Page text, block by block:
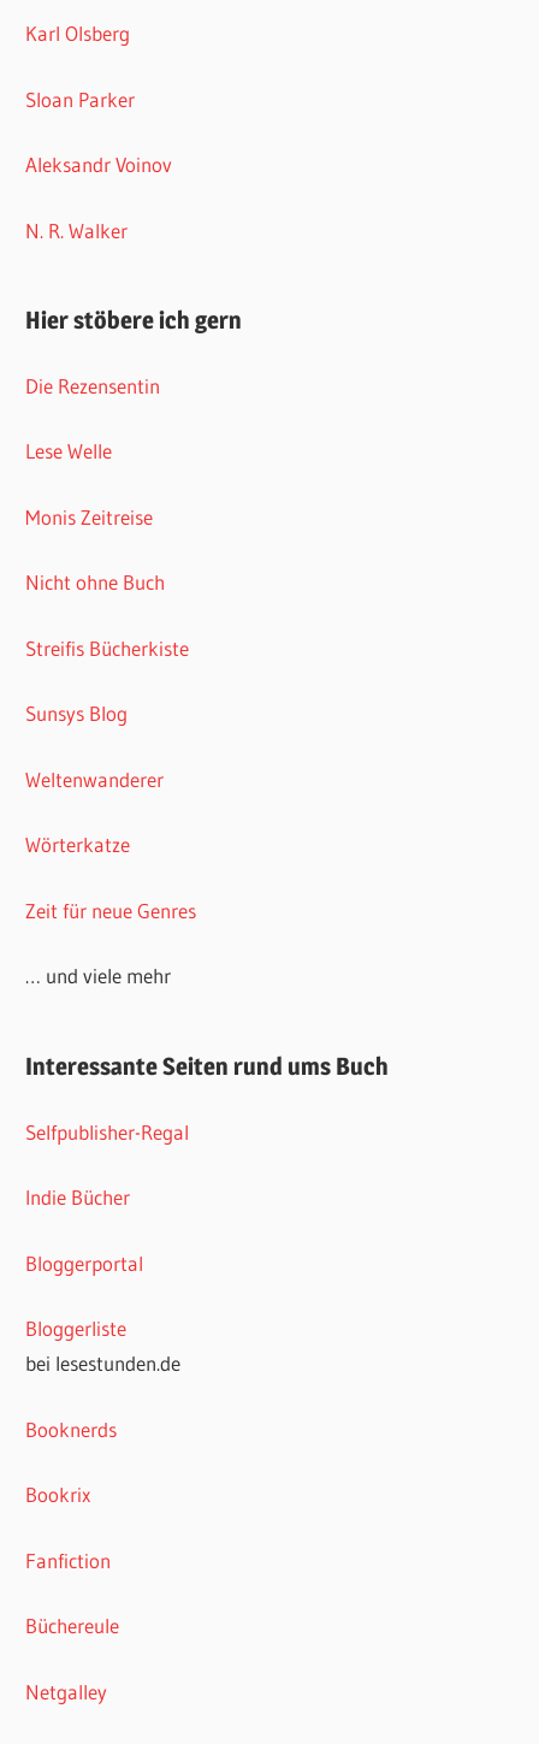
Karl Olsberg
Sloan Parker
Aleksandr Voinov
N. R. Walker
Hier stöbere ich gern
Die Rezensentin
Lese Welle
Monis Zeitreise
Nicht ohne Buch
Streifis Bücherkiste
Sunsys Blog
Weltenwanderer
Wörterkatze
Zeit für neue Genres
… und viele mehr
Interessante Seiten rund ums Buch
Selfpublisher-Regal
Indie Bücher
Bloggerportal
Bloggerliste
bei lesestunden.de
Booknerds
Bookrix
Fanfiction
Büchereule
Netgalley